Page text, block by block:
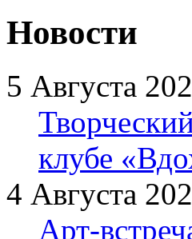
Новости
5 Августа
клубе
4 Августа
Арт-